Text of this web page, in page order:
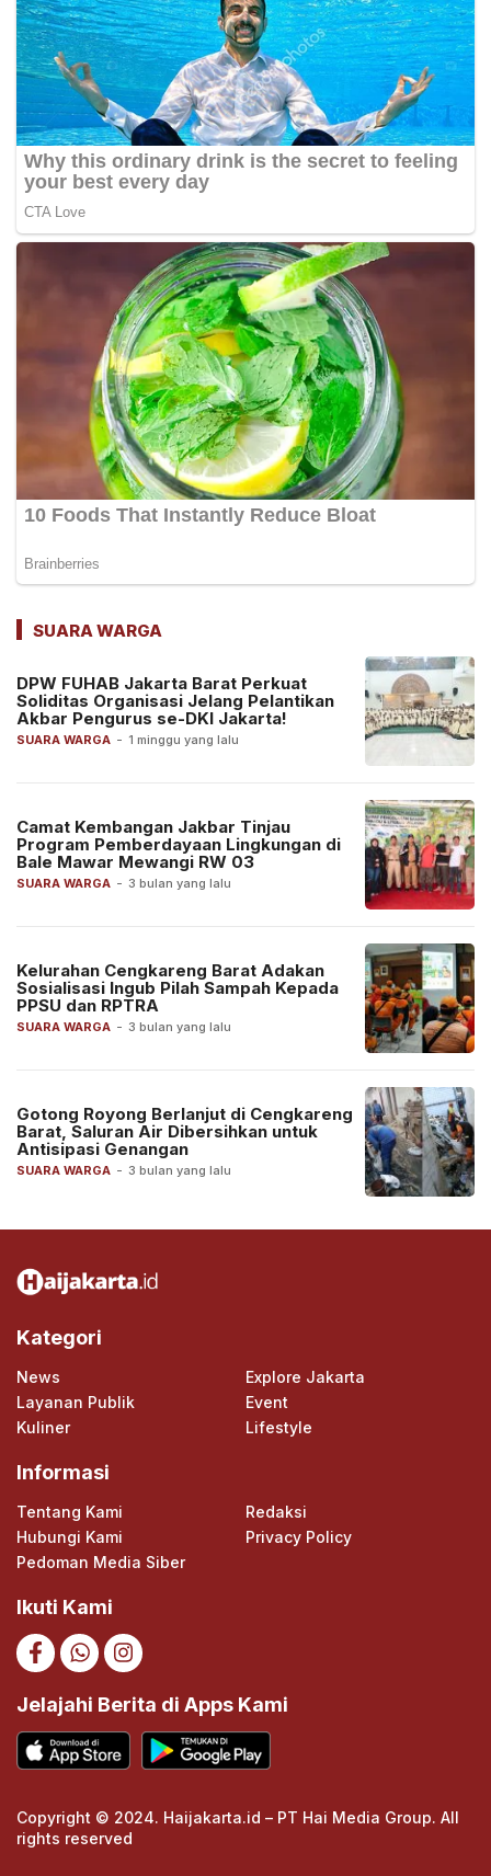
SUARA WARGA
SUARA WARGA - 1 minggu yang lalu
DPW FUHAB Jakarta Barat Perkuat
Soliditas Organisasi Jelang Pelantikan
Akbar Pengurus se-DKI Jakarta!
SUARA WARGA - 3 bulan yang lalu
Camat Kembangan Jakbar Tinjau
Program Pemberdayaan Lingkungan di
Bale Mawar Mewangi RW 03
SUARA WARGA - 3 bulan yang lalu
Kelurahan Cengkareng Barat Adakan
Sosialisasi Ingub Pilah Sampah Kepada
PPSU dan RPTRA
SUARA WARGA - 3 bulan yang lalu
Gotong Royong Berlanjut di Cengkareng
Barat, Saluran Air Dibersihkan untuk
Antisipasi Genangan
Kategori
News
Explore Jakarta
Layanan Publik
Event
Kuliner
Lifestyle
Informasi
Tentang Kami
Redaksi
Hubungi Kami
Privacy Policy
Pedoman Media Siber
Ikuti Kami
Jelajahi Berita di Apps Kami
Copyright © 2024. Haijakarta.id – PT Hai Media Group. All
rights reserved